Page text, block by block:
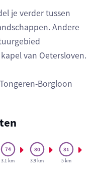
je verder tussen
Andere
van Oetersloven.
Borgloon
3.1 km 3.9 km 5 km